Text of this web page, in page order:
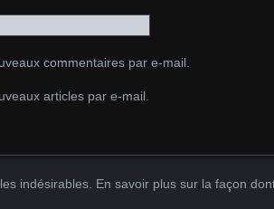
commentaires par e-mail.
articles par e-mail.
indésirables. En savoir plus sur la façon